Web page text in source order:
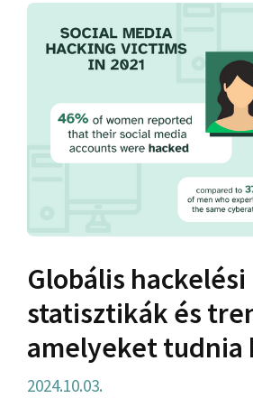
Globális hackelési
statisztikák és
amelyeket tudnia
2024.10.03.